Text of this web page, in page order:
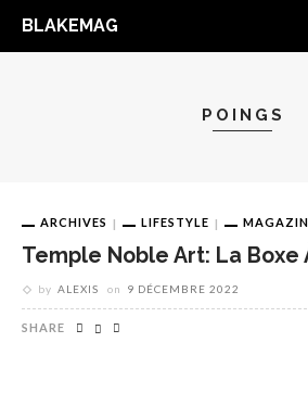
BLAKEMAG
POINGS
ARCHIVES LIFESTYLE
Temple Noble Art: La Boxe
by ALEXIS on 9 DÉCEMBRE 2022
SHARE